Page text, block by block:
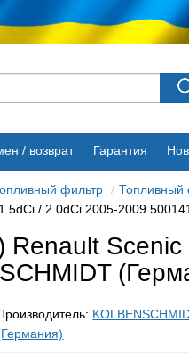
/ возврат Гарантия
фильтр
Топливный
/ 2.0dCi 2005-2009